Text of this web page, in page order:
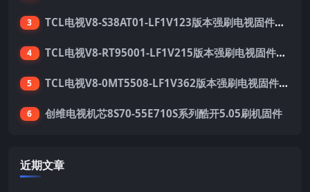
3 TCL电视V8-S38AT01-LF1V123版本强刷电视固件包下载
4 TCL电视V8-RT95001-LF1V215版本强刷电视固件包下载
5 TCL电视V8-0MT5508-LF1V362版本强刷电视固件包下载
6 创维电视机芯8S70-55E710S系列酷开5.05刷机固件
近期文章